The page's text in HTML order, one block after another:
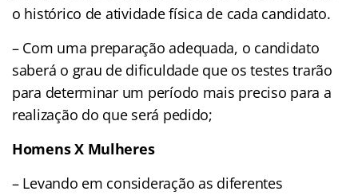
o histórico de atividade física de cada candidato.
– Com uma preparação adequada, o candidato
saberá o grau de dificuldade que os testes trarão
para determinar um período mais preciso para a
realização do que será pedido;
Homens X Mulheres
– Levando em consideração as diferentes